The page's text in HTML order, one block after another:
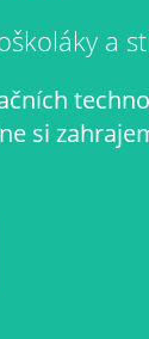
a
si